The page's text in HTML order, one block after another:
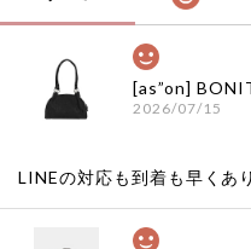
2026/07/15
LINEの対応も到着も早くあ